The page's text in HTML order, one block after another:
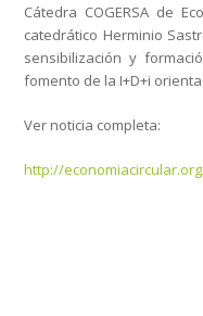
Cátedra COGERSA de
catedrático Herminio
sensibilización y
fomento de la I+D+i
Ver noticia completa:
http://